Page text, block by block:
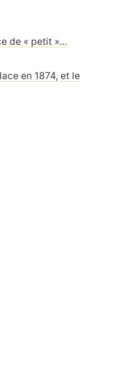
de « petit »…
en 1874, et le